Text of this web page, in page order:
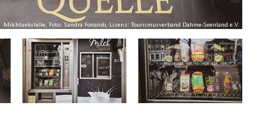
Milchtankstelle, Foto: Sandra Fonarob, Lizenz: Tourismusverband Dahme-Seenland e.V.